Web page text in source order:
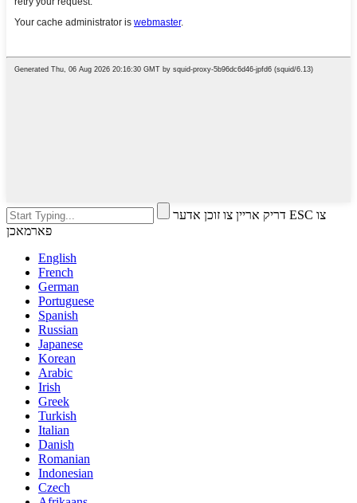
דריק אריין צו זוכן אדער ESC צו
פארמאכן
English
French
German
Portuguese
Spanish
Russian
Japanese
Korean
Arabic
Irish
Greek
Turkish
Italian
Danish
Romanian
Indonesian
Czech